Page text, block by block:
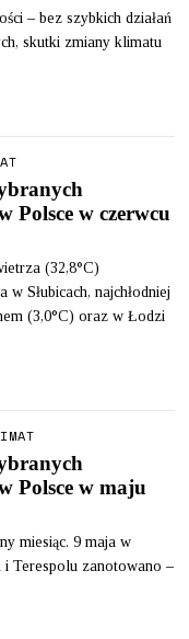
– bez szybkich działań
skutki zmiany klimatu
Polsce w czerwcu
(32,8°C)
Słubicach, najchłodniej
(3,0°C) oraz w Łodzi
Polsce w maju
miesiąc. 9 maja w
i Terespolu zanotowano –